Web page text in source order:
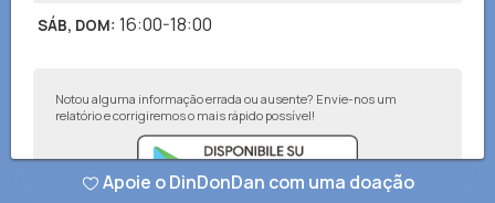
SÁB, DOM: 16:00-18:00
Notou alguma informação errada ou ausente? Envie-nos um
relatório e corrigiremos o mais rápido possível!
Apoie o DinDonDan com uma doação